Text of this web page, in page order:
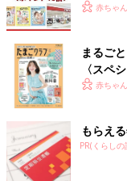
赤ちゃ
まるご
〈スペ
赤ちゃ
もらえ
PR(くらしの